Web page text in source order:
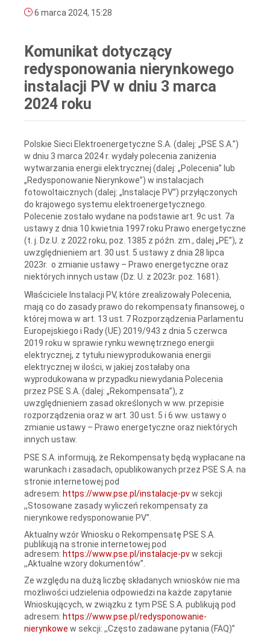
6 marca 2024, 15:28
Komunikat dotyczący
redysponowania nierynkowego
instalacji PV w dniu 3 marca
2024 roku
Polskie Sieci Elektroenergetyczne S.A. (dalej: „PSE S.A.”)
w dniu 3 marca 2024 r. wydały polecenia zaniżenia
wytwarzania energii elektrycznej (dalej: „Polecenia” lub
„Redysponowanie Nierynkowe”) w instalacjach
fotowoltaicznych (dalej: „Instalacje PV”) przyłączonych
do krajowego systemu elektroenergetycznego.
Polecenie zostało wydane na podstawie art. 9c ust. 7a
ustawy z dnia 10 kwietnia 1997 roku Prawo energetyczne
(t. j. Dz.U. z 2022 roku, poz. 1385 z późn. zm., dalej „PE”), z
uwzględnieniem art. 30 ust. 5 ustawy z dnia 28 lipca
2023r. o zmianie ustawy – Prawo energetyczne oraz
niektórych innych ustaw (Dz. U. z 2023r. poz. 1681).
Właściciele Instalacji PV, które zrealizowały Polecenia,
mają co do zasady prawo do rekompensaty finansowej, o
której mowa w art. 13 ust. 7 Rozporządzenia Parlamentu
Europejskiego i Rady (UE) 2019/943 z dnia 5 czerwca
2019 roku w sprawie rynku wewnętrznego energii
elektrycznej, z tytułu niewyprodukowania energii
elektrycznej w ilości, w jakiej zostałaby ona
wyprodukowana w przypadku niewydania Polecenia
przez PSE S.A. (dalej: „Rekompensata”), z
uwzględnieniem zasad określonych w ww. przepisie
rozporządzenia oraz w art. 30 ust. 5 i 6 ww. ustawy o
zmianie ustawy – Prawo energetyczne oraz niektórych
innych ustaw.
PSE S.A. informują, że Rekompensaty będą wypłacane na
warunkach i zasadach, opublikowanych przez PSE S.A. na
stronie internetowej pod
adresem: https://www.pse.pl/instalacje-pvw sekcji
,,Stosowane zasady wyliczeń rekompensaty za
nierynkowe redysponowanie PV”.
Aktualny wzór Wniosku o Rekompensatę PSE S.A.
publikują na stronie internetowej pod
adresem: https://www.pse.pl/instalacje-pvw sekcji
,,Aktualne wzory dokumentów”.
Ze względu na dużą liczbę składanych wniosków nie ma
możliwości udzielenia odpowiedzi na każde zapytanie
Wnioskujących, w związku z tym PSE S.A. publikują pod
adresem: https://www.pse.pl/redysponowanie-
nierynkowe w sekcji: ,,Często zadawane pytania (FAQ)”